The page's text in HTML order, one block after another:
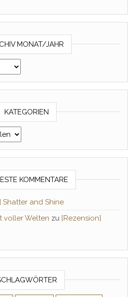
MONAT/JAHR
KATEGORIEN
KOMMENTARE
Shatter and Shine
voller Welten zu [Rezension]